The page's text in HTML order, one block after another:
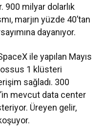
900 milyar dolarlık
marjın yüzde 40’tan
dayanıyor.
ile yapılan Mayıs
1 klüsteri
sağladı. 300
mevcut data center
Üreyen gelir,